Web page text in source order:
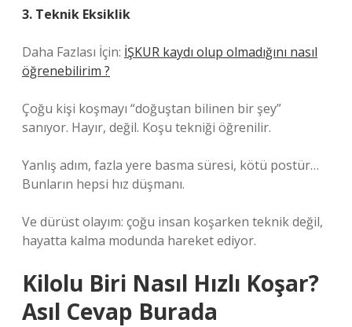
3. Teknik Eksiklik
Daha Fazlası İçin: İŞKUR kaydı olup olmadığını nasıl
öğrenebilirim ?
Çoğu kişi koşmayı “doğuştan bilinen bir şey”
sanıyor. Hayır, değil. Koşu tekniği öğrenilir.
Yanlış adım, fazla yere basma süresi, kötü postür…
Bunların hepsi hız düşmanı.
Ve dürüst olayım: çoğu insan koşarken teknik değil,
hayatta kalma modunda hareket ediyor.
Kilolu Biri Nasıl Hızlı Koşar?
Asıl Cevap Burada